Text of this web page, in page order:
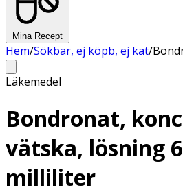
Mina Recept
Hem/Sökbar, ej köpb, ej kat/
Läkemedel
Bondronat,
vätska, lösning
milliliter